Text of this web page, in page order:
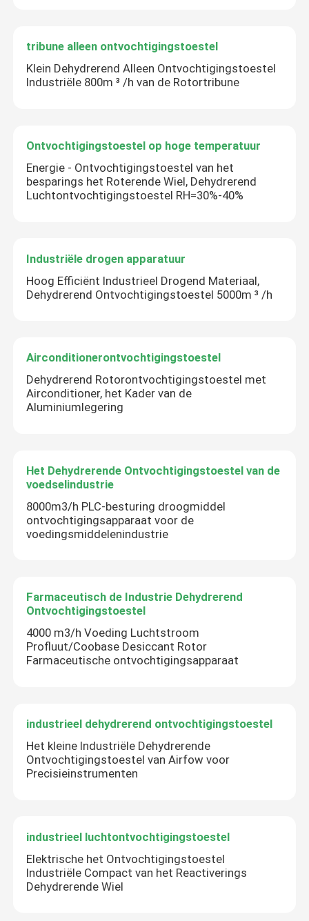
tribune alleen ontvochtigingstoestel
Klein Dehydrerend Alleen Ontvochtigingstoestel
Industriële 800m ³ /h van de Rotortribune
Ontvochtigingstoestel op hoge temperatuur
Energie - Ontvochtigingstoestel van het
besparings het Roterende Wiel, Dehydrerend
Luchtontvochtigingstoestel RH=30%-40%
Industriële drogen apparatuur
Hoog Efficiënt Industrieel Drogend Materiaal,
Dehydrerend Ontvochtigingstoestel 5000m ³ /h
Airconditionerontvochtigingstoestel
Dehydrerend Rotorontvochtigingstoestel met
Airconditioner, het Kader van de
Aluminiumlegering
Het Dehydrerende Ontvochtigingstoestel van de
voedselindustrie
8000m3/h PLC-besturing droogmiddel
ontvochtigingsapparaat voor de
voedingsmiddelenindustrie
Farmaceutisch de Industrie Dehydrerend
Ontvochtigingstoestel
4000 m3/h Voeding Luchtstroom
Profluut/Coobase Desiccant Rotor
Farmaceutische ontvochtigingsapparaat
industrieel dehydrerend ontvochtigingstoestel
Het kleine Industriële Dehydrerende
Ontvochtigingstoestel van Airfow voor
Precisieinstrumenten
industrieel luchtontvochtigingstoestel
Elektrische het Ontvochtigingstoestel
Industriële Compact van het Reactiverings
Dehydrerende Wiel